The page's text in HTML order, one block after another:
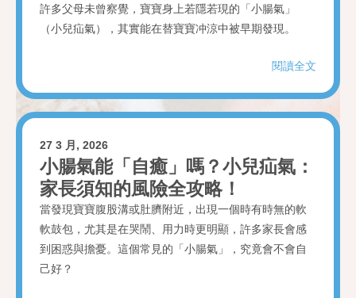
許多父母未曾察覺，寶寶身上若隱若現的「小腸氣」
（小兒疝氣），其實能在替寶寶冲涼中被早期發現。
閱讀全文
27 3 月, 2026
小腸氣能「自癒」嗎？小兒疝氣：
家長須知的風險全攻略！
當發現寶寶腹股溝或肚臍附近，出現一個時有時無的軟
軟鼓包，尤其是在哭鬧、用力時更明顯，許多家長會感
到困惑與擔憂。這個常見的「小腸氣」，究竟會不會自
己好？